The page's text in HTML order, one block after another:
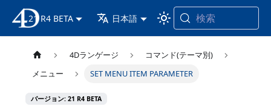
4D ドキュメンテーション
21 R4 BETA 日本語 検索
4Dランゲージ
コマンド(テーマ別)
メニュー
SET MENU ITEM PARAMETER
バージョン: 21 R4 BETA